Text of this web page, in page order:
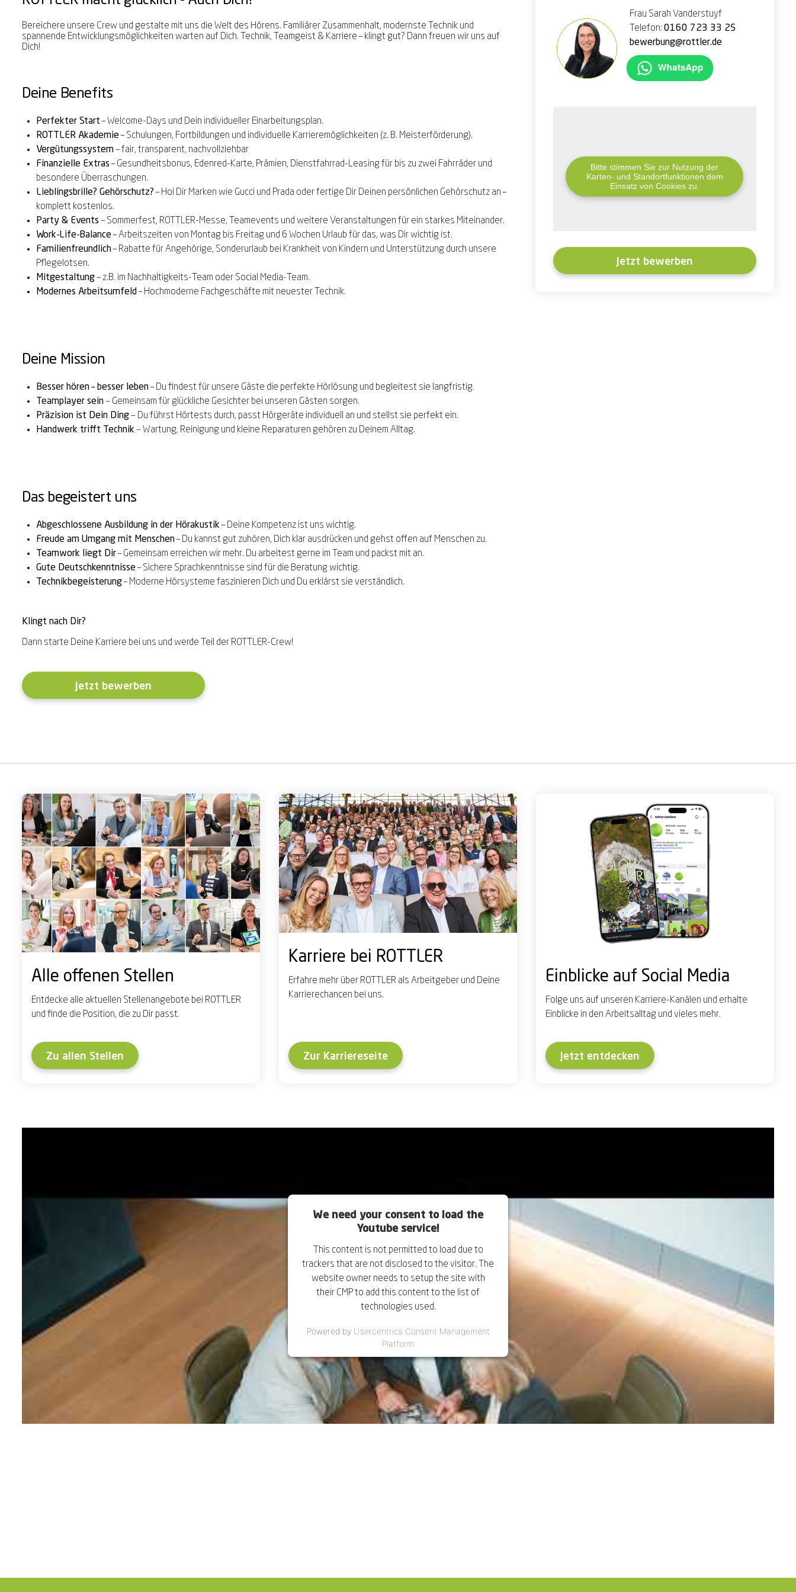
Bereichere unsere Crew und gestalte mit uns die Welt des Hörens. Familiärer Zusammenhalt, modernste Technik und
spannende Entwicklungsmöglichkeiten warten auf Dich. Technik, Teamgeist & Karriere – klingt gut? Dann freuen wir uns auf
Dich!
Deine Benefits
Perfekter Start– Welcome-Days und Dein individueller Einarbeitungsplan.
ROTTLER Akademie– Schulungen, Fortbildungen und individuelle Karrieremöglichkeiten (z. B. Meisterförderung).
Vergütungssystem– fair, transparent, nachvollziehbar
Finanzielle Extras– Gesundheitsbonus, Edenred-Karte, Prämien, Dienstfahrrad-Leasing für bis zu zwei Fahrräder und
besondere Überraschungen.
Lieblingsbrille? Gehörschutz?– Hol Dir Marken wie Gucci und Prada oder fertige Dir Deinen persönlichen Gehörschutz an –
komplett kostenlos.
Party & Events– Sommerfest, ROTTLER-Messe, Teamevents und weitere Veranstaltungen für ein starkes Miteinander.
Work-Life-Balance– Arbeitszeiten von Montag bis Freitag und 6 Wochen Urlaub für das, was Dir wichtig ist.
Familienfreundlich– Rabatte für Angehörige, Sonderurlaub bei Krankheit von Kindern und Unterstützung durch unsere
Pflegelotsen.
Mitgestaltung– z.B. im Nachhaltigkeits-Team oder Social Media-Team.
Modernes Arbeitsumfeld– Hochmoderne Fachgeschäfte mit neuester Technik.
Deine Mission
Besser hören – besser leben– Du findest für unsere Gäste die perfekte Hörlösung und begleitest sie langfristig.
Teamplayer sein – Gemeinsam für glückliche Gesichter bei unseren Gästen sorgen.
Präzision ist Dein Ding– Du führst Hörtests durch, passt Hörgeräte individuell an und stellst sie perfekt ein.
Handwerk trifft Technik – Wartung, Reinigung und kleine Reparaturen gehören zu Deinem Alltag.
Das begeistert uns
Abgeschlossene Ausbildung in der Hörakustik– Deine Kompetenz ist uns wichtig.
Freude am Umgang mit Menschen– Du kannst gut zuhören, Dich klar ausdrücken und gehst offen auf Menschen zu.
Teamwork liegt Dir– Gemeinsam erreichen wir mehr. Du arbeitest gerne im Team und packst mit an.
Gute Deutschkenntnisse– Sichere Sprachkenntnisse sind für die Beratung wichtig.
Technikbegeisterung– Moderne Hörsysteme faszinieren Dich und Du erklärst sie verständlich.
Klingt nach Dir?
Dann starte Deine Karriere bei uns und werde Teil der ROTTLER-Crew!
Jetzt bewerben
Frau Sarah Vanderstuyf
Telefon:0160 723 33 25
bewerbung@rottler.de
Bitte stimmen Sie zur Nutzung der
Karten- und Standortfunktionen dem
Einsatz von Cookies zu.
Jetzt bewerben
Alle offenen Stellen
Entdecke alle aktuellen Stellenangebote bei ROTTLER
und finde die Position, die zu Dir passt.
Zu allen Stellen
Karriere bei ROTTLER
Erfahre mehr über ROTTLER als Arbeitgeber und Deine
Karrierechancen bei uns.
Zur Karriereseite
Einblicke auf Social Media
Folge uns auf unseren Karriere-Kanälen und erhalte
Einblicke in den Arbeitsalltag und vieles mehr.
Jetzt entdecken
We need your consent to load the
Youtube service!
This content is not permitted to load due to
trackers that are not disclosed to the visitor. The
website owner needs to setup the site with
their CMP to add this content to the list of
technologies used.
Powered by Usercentrics Consent Management
Platform